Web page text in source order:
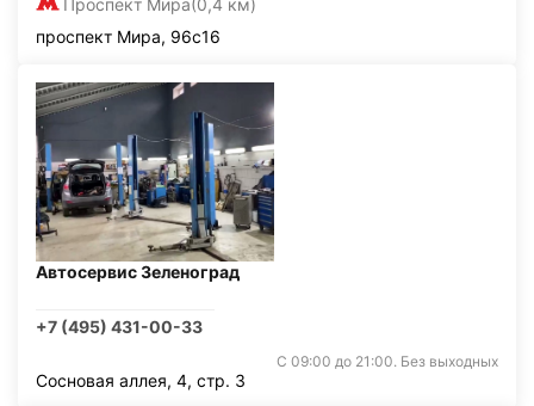
Проспект Мира(0,4 км)
проспект Мира, 96с16
Автосервис Зеленоград
+7 (495) 431-00-33
С 09:00 до 21:00. Без выходных
Сосновая аллея, 4, стр. 3